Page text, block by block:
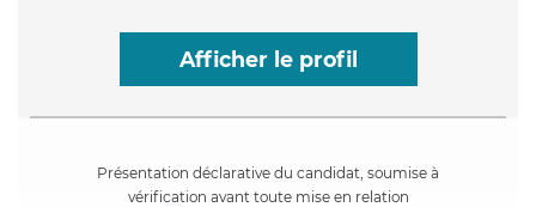
Afficher le profil
Présentation déclarative du candidat, soumise à
vérification avant toute mise en relation